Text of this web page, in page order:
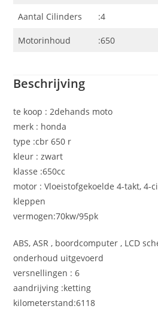
Aantal Cilinders :4
Motorinhoud :650
Beschrijving
te koop : 2dehands moto
merk : honda
type :cbr 650 r
kleur : zwart
klasse :650cc
motor : Vloeistofgekoelde 4-takt, 4-
kleppen
vermogen:70kw/95pk
ABS, ASR , boordcomputer , LCD
onderhoud uitgevoerd
versnellingen : 6
aandrijving :ketting
kilometerstand:6118